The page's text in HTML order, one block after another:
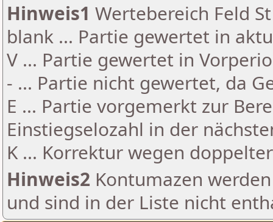
Hinweis1 Wertebereich Feld
blank ... Partie gewertet in
V ... Partie gewertet in
- ... Partie nicht gewertet, da
E ... Partie vorgemerkt zur
Einstiegselozahl in der
K ... Korrektur wegen
Hinweis2 Kontumazen
und sind in der Liste nicht